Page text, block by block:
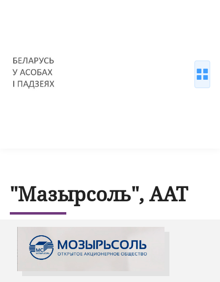
"Мазырсоль", ААТ